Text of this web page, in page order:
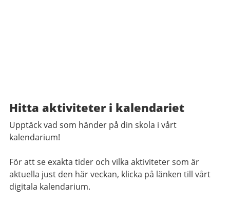
Hitta aktiviteter i kalendariet
Upptäck vad som händer på din skola i vårt
kalendarium!
För att se exakta tider och vilka aktiviteter som är
aktuella just den här veckan, klicka på länken till vårt
digitala kalendarium.